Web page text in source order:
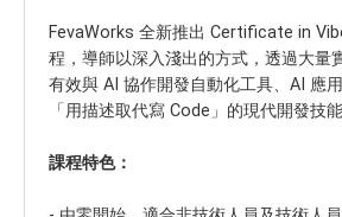
FevaWorks 全新推出 Certificate in
程，導師以深入淺出的方式，透過大量
有效與 AI 協作開發自動化工具、AI 應
「用描述取代寫 Code」的現代開發技能
課程特色：